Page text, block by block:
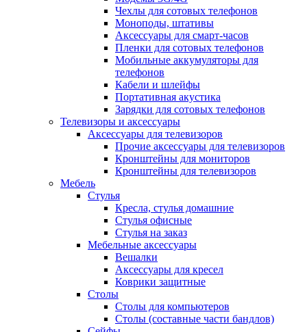
Чехлы для сотовых телефонов
Моноподы, штативы
Аксессуары для смарт-часов
Пленки для сотовых телефонов
Мобильные аккумуляторы для
телефонов
Кабели и шлейфы
Портативная акустика
Зарядки для сотовых телефонов
Телевизоры и аксессуары
Аксессуары для телевизоров
Прочие аксессуары для телевизоров
Кронштейны для мониторов
Кронштейны для телевизоров
Мебель
Стулья
Кресла, стулья домашние
Стулья офисные
Стулья на заказ
Мебельные аксессуары
Вешалки
Аксессуары для кресел
Коврики защитные
Столы
Столы для компьютеров
Столы (составные части бандлов)